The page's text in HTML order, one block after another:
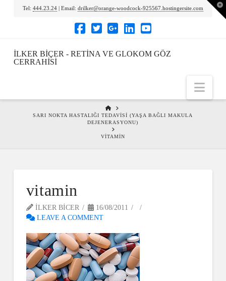
Tel: 444.23.24| Email: drilker@orange-woodcock-925567.hostingersite.com
İLKER BIÇER - RETINA VE GLOKOM GÖZ
CERRAHISI
HOME
SARI NOKTA HASTALIĞI TEDAVISI (YAŞA BAĞLI MAKULA
DEJENERASYONU)
VITAMIN
vitamin
ILKER BICER
16/08/2011
LEAVE A COMMENT